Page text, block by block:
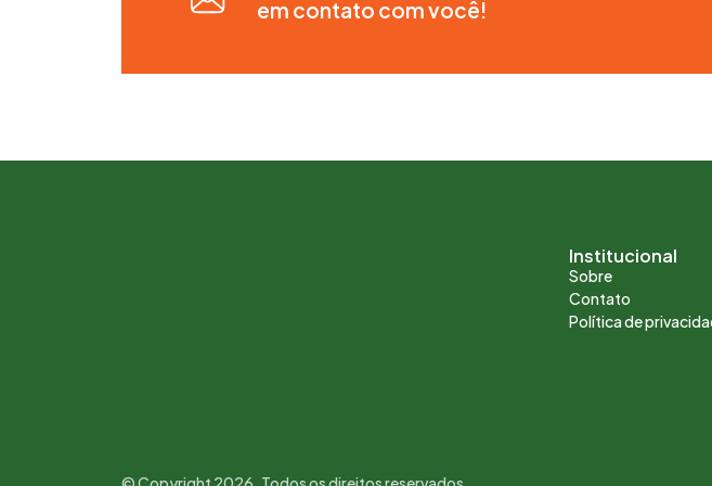
em contato com você!
Institucional
Sobre
Contato
Política de